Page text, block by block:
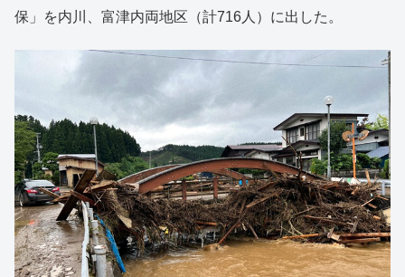
保」を内川、富津内両地区（計716人）に出した。